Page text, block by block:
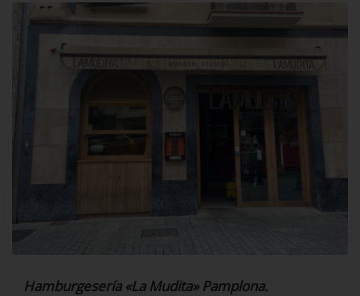
Hamburgesería «La Mudita» Pamplona.